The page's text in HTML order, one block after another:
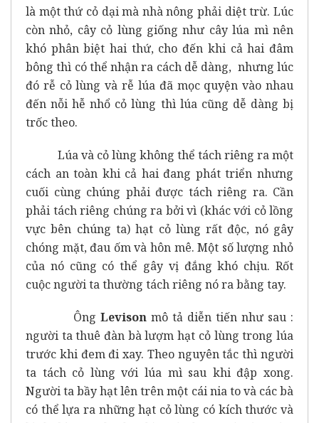
là một thứ cỏ dại mà nhà nông phải diệt trừ. Lúc
còn nhỏ, cây cỏ lùng giống như cây lúa mì nên
khó phân biệt hai thứ, cho đến khi cả hai đâm
bông thì có thể nhận ra cách dễ dàng, nhưng lúc
đó rễ cỏ lùng và rễ lúa đã mọc quyện vào nhau
đến nỗi hễ nhổ cỏ lùng thì lúa cũng dễ dàng bị
trốc theo.
Lúa và cỏ lùng không thể tách riêng ra một
cách an toàn khi cả hai đang phát triển nhưng
cuối cùng chúng phải được tách riêng ra. Cần
phải tách riêng chúng ra bởi vì (khác với cỏ lồng
vực bên chúng ta) hạt cỏ lùng rất độc, nó gây
chóng mặt, đau ốm và hôn mê. Một số lượng nhỏ
của nó cũng có thể gây vị đắng khó chịu. Rốt
cuộc người ta thường tách riêng nó ra bằng tay.
Ông Levisonmô tả diễn tiến như sau :
người ta thuê đàn bà lượm hạt cỏ lùng trong lúa
trước khi đem đi xay. Theo nguyên tắc thì người
ta tách cỏ lùng với lúa mì sau khi đập xong.
Người ta bầy hạt lên trên một cái nia to và các bà
có thể lựa ra những hạt cỏ lùng có kích thước và